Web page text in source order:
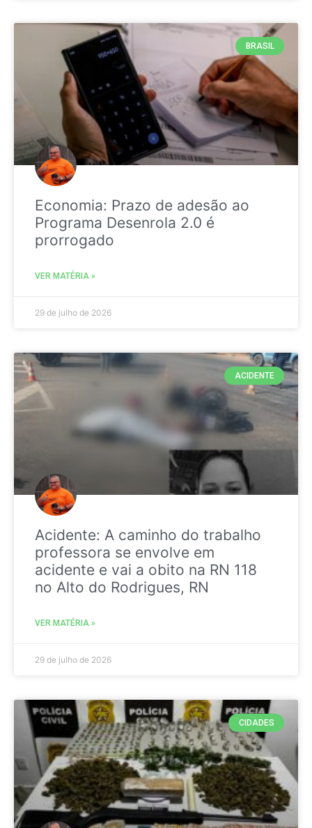
BRASIL
Economia: Prazo de adesão ao
Programa Desenrola 2.0 é
prorrogado
VER MATÉRIA »
29 de julho de 2026
ACIDENTE
Acidente: A caminho do trabalho
professora se envolve em
acidente e vai a obito na RN 118
no Alto do Rodrigues, RN
VER MATÉRIA »
29 de julho de 2026
CIDADES